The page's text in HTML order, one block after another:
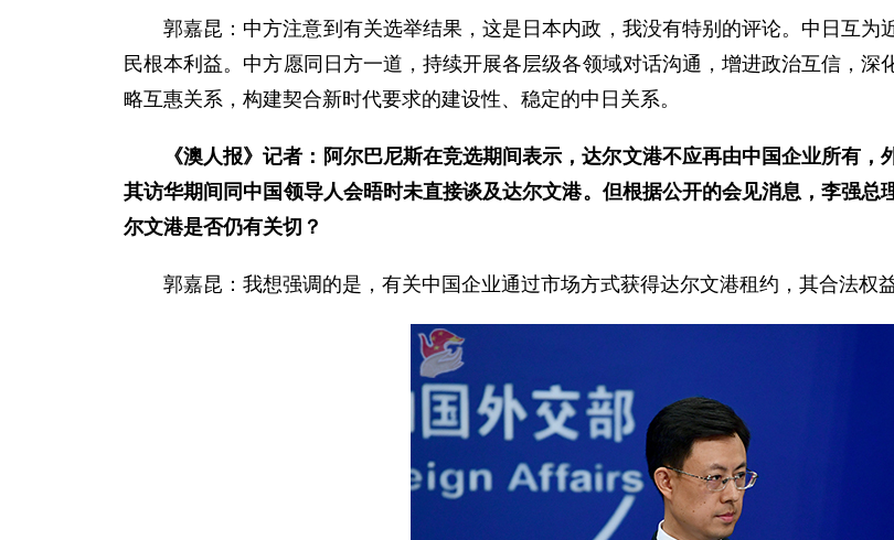
郭嘉昆： 中方注意到有关选举结果，这是日本内政，我没有特别的评论。中日互
民根本利益。中方愿同日方一道，持续开展各层级各领域对话沟通，增进政治互信，
略互惠关系，构建契合新时代要求的建设性、稳定的中日关系。
《澳人报》记者：阿尔巴尼斯在竞选期间表示，达尔文港不应再由中国企业所有
其访华期间同中国领导人会晤时未直接谈及达尔文港。但根据公开的会见消息，李强
尔文港是否仍有关切？
郭嘉昆： 我想强调的是，有关中国企业通过市场方式获得达尔文港租约，其合法权